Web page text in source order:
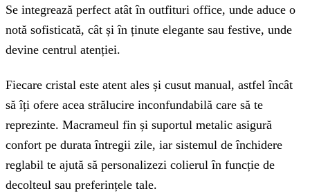
Se integrează perfect atât în outfituri office, unde aduce o
notă sofisticată, cât și în ținute elegante sau festive, unde
devine centrul atenției.
Fiecare cristal este atent ales și cusut manual, astfel încât
să îți ofere acea strălucire inconfundabilă care să te
reprezinte. Macrameul fin și suportul metalic asigură
confort pe durata întregii zile, iar sistemul de închidere
reglabil te ajută să personalizezi colierul în funcție de
decolteul sau preferințele tale.